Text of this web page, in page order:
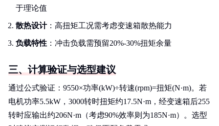
于理论值
散热设计：高扭矩工况需考虑变速箱散热能力
负载特性 ：冲击负载需预留20%-30%扭矩余量
三、计算验证与选型建议
通过公式验证：9550×功率(kW)÷转速(rpm)=扭矩(N·m)。若
电机功率5.5kW，3000转时扭矩约17.5N·m，经变速箱后255
转时应输出约206N·m（考虑90%效率则为185N·m）。选型